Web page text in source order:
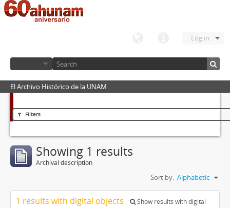
Log in
El Archivo Histórico de la UNAM
Filters
Showing 1 results
Archival description
Sort by: Alphabetic
1 results with digital objects
Show results with digital